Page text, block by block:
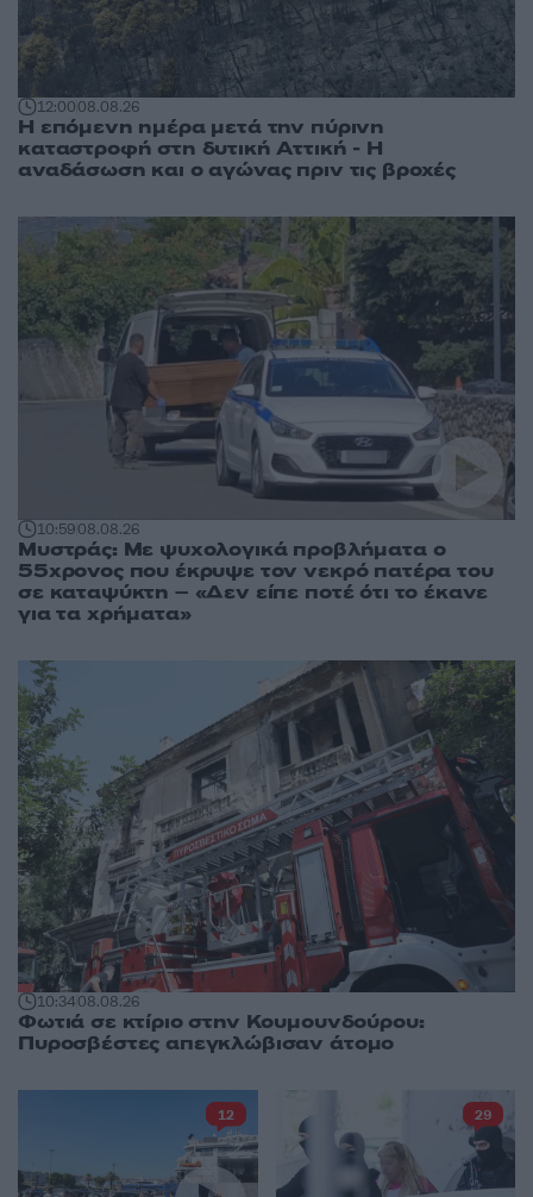
12:0008.08.26
Η επόμενη ημέρα μετά την πύρινη
καταστροφή στη δυτική Αττική - Η
αναδάσωση και ο αγώνας πριν τις βροχές
10:5908.08.26
Μυστράς: Με ψυχολογικά προβλήματα ο
55χρονος που έκρυψε τον νεκρό πατέρα του
σε καταψύκτη – «Δεν είπε ποτέ ότι το έκανε
για τα χρήματα»
10:3408.08.26
Φωτιά σε κτίριο στην Κουμουνδούρου:
Πυροσβέστες απεγκλώβισαν άτομο
12 29